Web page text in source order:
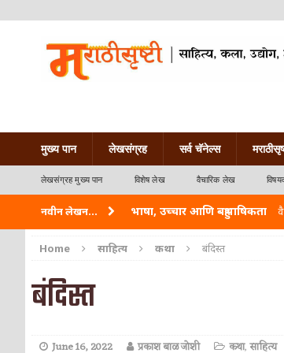
मुख्य पान लेखसंग्रह सर्व चॅनेल्स
लेखसंग्रह मुख्य पान विशेष लेख वैचारिक लेख
नवीन लेखन... भाषा, उच्चार आणि बहुभाषिकता
वारी विठ्ठलाची कविता-गझल-चारोळी-
अशी एक कविता लिहू इच्छिते
Home साहित्य कथा बंदिस्त
बंदिस्त
June 16, 2022 प्रकाश बाळ जोशी कथा,साहित्य